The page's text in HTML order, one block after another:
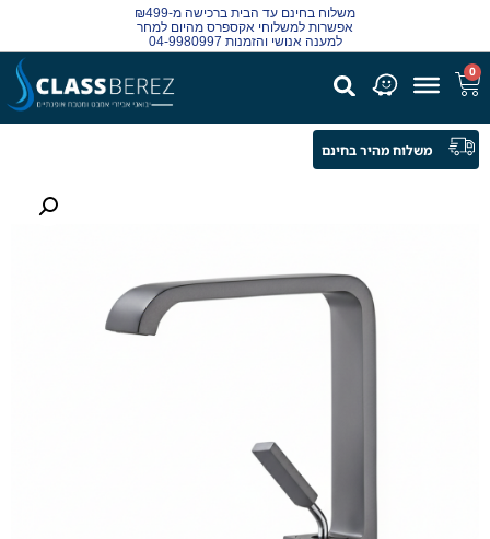
משלוח בחינם עד הבית ברכישה מ-₪499
אפשרות למשלוחי אקספרס מהיום למחר
למענה אנושי והזמנות 04-9980997
0
משלוח מהיר בחינם